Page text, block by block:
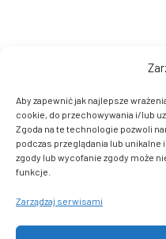
Aby zapewnić jak najlepsze
cookie, do przechowywania i/lub
Zgoda na te technologie pozwoli
podczas przeglądania lub
zgody lub wycofanie zgody może
funkcje.
Zarządzaj serwisami